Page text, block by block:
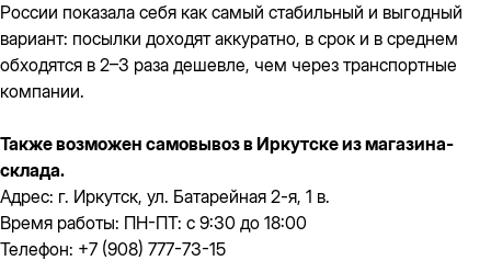
России показала себя как самый стабильный и выгодный
вариант: посылки доходят аккуратно, в срок и в среднем
обходятся в 2–3 раза дешевле, чем через транспортные
компании.
Также возможен самовывоз в Иркутске из магазина-
склада.
Адрес: г. Иркутск, ул. Батарейная 2-я, 1 в.
Время работы: ПН-ПТ: с 9:30 до 18:00
Телефон: +7 (908) 777-73-15